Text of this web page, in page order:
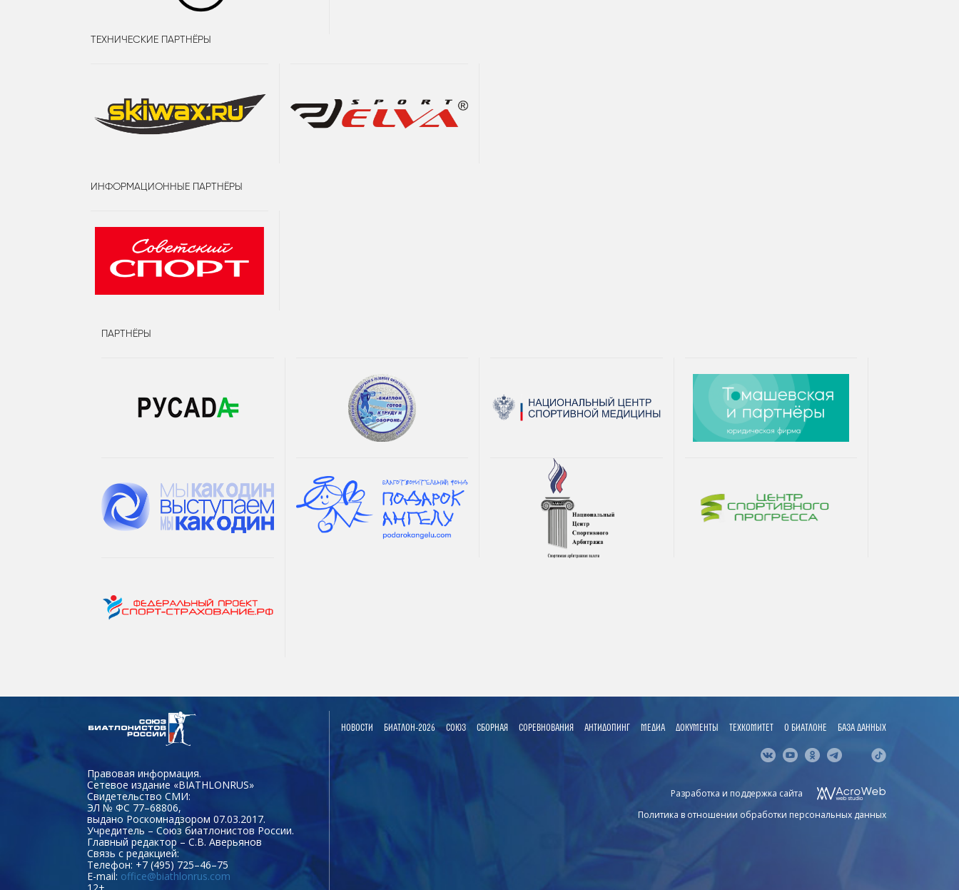
ТЕХНИЧЕСКИЕ ПАРТНЁРЫ
ИНФОРМАЦИОННЫЕ ПАРТНЁРЫ
ПАРТНЁРЫ
Правовая информация.
Сетевое издание «BIATHLONRUS»
Свидетельство СМИ:
ЭЛ № ФС 77–68806,
выдано Роскомнадзором 07.03.2017.
Учредитель – Союз биатлонистов России.
Главный редактор – С.В. Аверьянов
Связь с редакцией:
Телефон: +7 (495) 725–46–75
E-mail: office@biathlonrus.com
НОВОСТИ БИАТЛОН-2026 СОЮЗ СБОРНАЯ СОРЕВНОВАНИЯ АНТИДОПИНГ МЕДИА ДОКУМЕНТЫ ТЕХКОМИТЕТ О БИАТЛОНЕ БАЗА ДАННЫХ
Разработка и поддержка сайта
Политика в отношении обработки персональных данных